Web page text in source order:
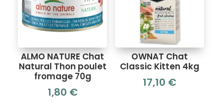
ALMO NATURE Chat
Natural Thon poulet
fromage 70g
1,80 €
OWNAT Chat
Classic Kitten 4kg
17,10 €